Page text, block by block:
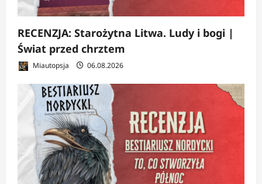
RECENZJA: Starożytna Litwa. Ludy i bogi |
Świat przed chrztem
Miautopsja 06.08.2026